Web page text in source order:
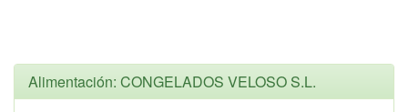
Alimentación: CONGELADOS VELOSO S.L.